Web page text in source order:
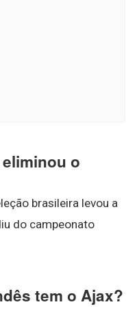
o
brasileira levou a
do campeonato
tem o Ajax?